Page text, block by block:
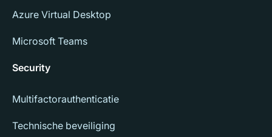
Azure Virtual Desktop
Microsoft Teams
Security
Multifactorauthenticatie
Technische beveiliging